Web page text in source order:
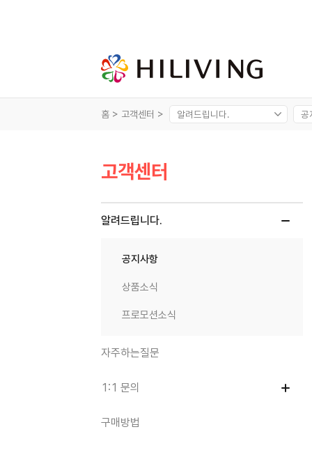
홈 > 고객센터 >
고객센터
알려드립니다.
공지사항
상품소식
프로모션소식
자주하는질문
1:1 문의
구매방법